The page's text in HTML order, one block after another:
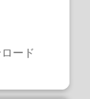
ード